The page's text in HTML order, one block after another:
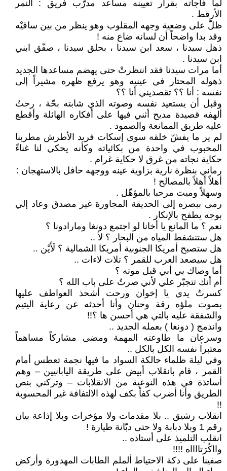
لما فاجأته بقرار تعيينه مساعد مدرّب فريق : النمر
الأرقط .
ظلّ على وضعية وجهه المقلوب وهو ينظر من بين ساقيْه
وقد بدا واضحاً أن لسانه ضاع منه !
ذهل سيدنا ، سعد ابن سيدنا ، بحلق سيدنا ، صفّق ابني
ابن سيدنا .
أما مرات سيدنا فقد انتظرتْ حتى يهضم مساعدها الجديد
ذهوله المحتار في عينيه وهو يرفع ظهره مشيراً إلى
نفسه : أنا ؟؟ تقصديني أنا ؟؟
وقبل أن يستعيد نفسه وصوته الذي شابته بحّة ، رحتُ
ألهفه قصيدة مديح أثني فيها على أفكاره الهائلة وأقطع
عليه طريق الممانعة والصمود .
لم ير ما يفشّ خلقه سوى إسكات فريد الأطرش مطربنا
المحبوب في واحدة من بكائياته وكأنه يحكي لنا غناءً
حكاية نجاته من غرق لا حكاية غرام .
رماني بنظرة نارية بزاوية عينه ووجهه حافل بالاستهجان :
أهلاً أهلاً بالمصالح !
وسهلاً وميت مرحبا بالمؤهّل .
رمى ببصره إلى الحديقة المجاورة غير مصدق وعاد إلي
بوجه يطفح بالإنكار .
نعم ؟ ما المانع يا أخانا لو اجتمع دونغا ومارادونا ؟
هل ستنشفط المياه من البحار ؟ لأ ..
هل ستصبح أمريكا الجنوبية أمريكا الشمالية ؟ لَأَيْن ..
هل سيصعد العرب للقمر ؟ تلات لاءات ..
أما وصاك بي أبي قبل موته ؟
أم أنك تتجبّر علي لأني صرتُ على باب الله ؟
كسرتُ يدي يا إخوان ورحت أشحذ العواطف عليها
بصوت ملؤه رقة وحنان وأنا أحدثه عن رعاية اليتيم
والشفقة عليه بالتي هي أحسن ها ؟!!
واندمج ( دونغا ) بعمله الجديد ..
وسرعان ما طاوعته المهمة ومضى مشاركاً مساهماً
معتبراً نفسه الكل بالكل ..
وفي ليلة ظلماء حالكة السواد ما فيها نجمة تعطس أمام
القمر ، قام بانقلاب أبيض على طريقة اليابانيين – وهم
أساتذة في هذه النوعية من الانقلابات – وتركني بنص
الطريق وأنا أضرب كفاً بكف لهذه الالتفافة غير المحسوبة
!!
انقلاب رشيق .. بلا مقدمات ولا مؤخرات وبلا إذاعة بيان
رقم 1 وبلا دبابة ولا حتى دبّانة طيارة !
انقلب التلميذ على أستاذه ..
وااكُرَتااااه !!!!
صفينا على دكة الاحتياط ألملم الطابات المهدورة وأركض